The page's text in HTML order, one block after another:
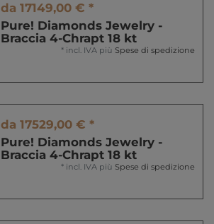
da 17149,00 € *
Pure! Diamonds Jewelry -
Braccia 4-Chrapt 18 kt
* incl. IVA più Spese di spedizione
da 17529,00 € *
Pure! Diamonds Jewelry -
Braccia 4-Chrapt 18 kt
* incl. IVA più Spese di spedizione